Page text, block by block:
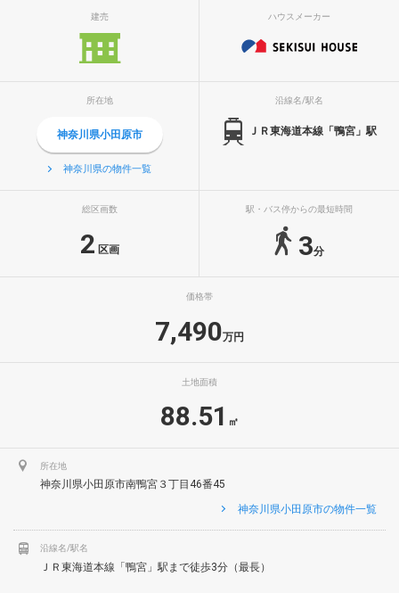
建売 ハウスメーカー
所在地
神奈川県小田原市
神奈川県の物件一覧
沿線名/駅名
ＪＲ東海道本線「鴨宮」駅
総区画数
2 区画
駅・バス停からの最短時間
3 分
価格帯
7,490万円
土地面積
88.51 ㎡
所在地
神奈川県小田原市南鴨宮３丁目46番45
神奈川県小田原市の物件一覧
沿線名/駅名
ＪＲ東海道本線「鴨宮」駅まで徒歩3分（最長）